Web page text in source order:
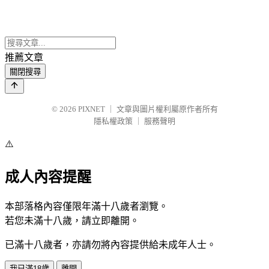
推薦文章
關閉搜尋
© 2026 PIXNET
文章與圖片權利屬原作者所有
隱私權政策
服務聲明
⚠️
成人內容提醒
本部落格內容僅限年滿十八歲者瀏覽。
若您未滿十八歲，請立即離開。
已滿十八歲者，亦請勿將內容提供給未成年人士。